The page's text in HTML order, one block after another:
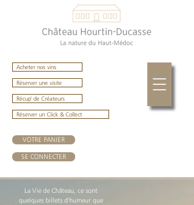
Acheter nos vins
Réserver une visite
Récup' de Créateurs
VOTRE PANIER
Réserver un Click & Collect
SE CONNECTER
La Vie de Château, ce sont
quelques billets d'humeur que